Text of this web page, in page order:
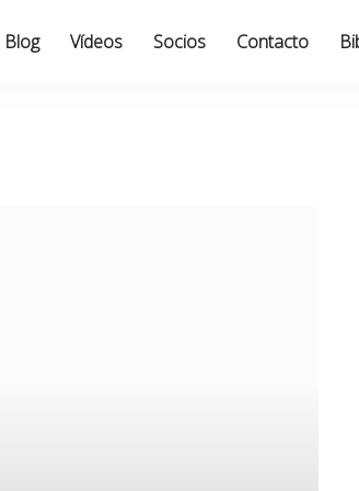
Blog Vídeos Socios Contacto